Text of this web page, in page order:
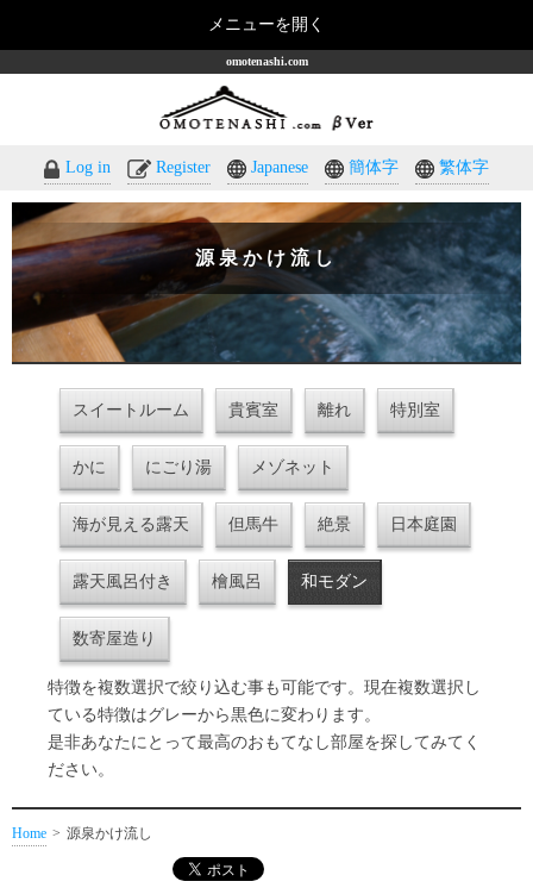
omotenashi.com
Log in Register Japanese 簡体字 繁体字
源泉かけ流し
スイートルーム 貴賓室 離れ 特別室
かに にごり湯 メゾネット
海が見える露天 但馬牛 絶景 日本庭園
露天風呂付き 檜風呂 和モダン
数寄屋造り
特徴を複数選択で絞り込む事も可能です。現在複数選択し
ている特徴はグレーから黒色に変わります。
是非あなたにとって最高のおもてなし部屋を探してみてく
ださい。
Home 源泉かけ流し
メニューを開く